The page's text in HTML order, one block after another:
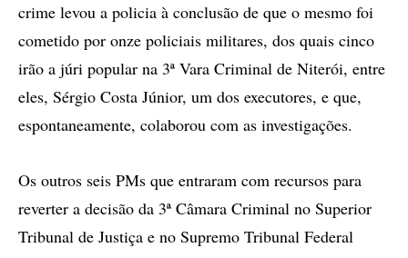
crime levou a policia à conclusão de que o mesmo foi
cometido por onze policiais militares, dos quais cinco
irão a júri popular na 3ª Vara Criminal de Niterói, entre
eles, Sérgio Costa Júnior, um dos executores, e que,
espontaneamente, colaborou com as investigações.
Os outros seis PMs que entraram com recursos para
reverter a decisão da 3ª Câmara Criminal no Superior
Tribunal de Justiça e no Supremo Tribunal Federal